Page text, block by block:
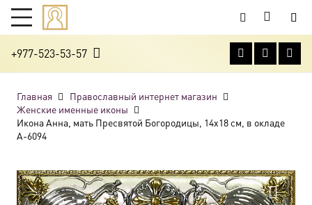
+977-523-53-57
Главная
Православный интернет магазин
Женские именные иконы
Икона Анна, мать Пресвятой Богородицы, 14х18 см, в окладе
A-6094